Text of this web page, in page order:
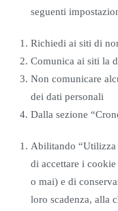
seguenti
Richiedi ai siti di
Comunica ai siti la
Non comunicare
dei dati personali
Dalla sezione
Abilitando “Utilizza
di accettare i
o mai) e di
loro scadenza, alla